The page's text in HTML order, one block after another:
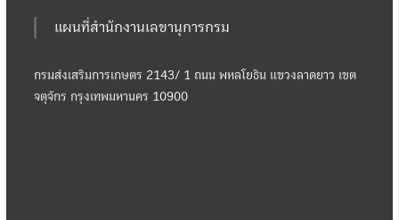
แผนที่สำนักงานเลขานุการกรม
กรมส่งเสริมการเกษตร 2143/ 1 ถนน พหลโยธิน แขวงลาดยาว เขต
จตุจักร กรุงเทพมหานคร 10900